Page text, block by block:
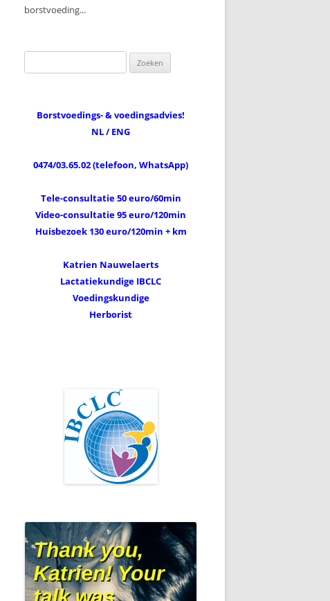
borstvoeding...
naar:
Borstvoedings- & voedingsadvies!
NL / ENG
0474/03.65.02 (telefoon, WhatsApp)
Tele-consultatie 50 euro/60min
Video-consultatie 95 euro/120min
Huisbezoek 130 euro/120min + km
Katrien Nauwelaerts
Lactatiekundige IBCLC
Voedingskundige
Herborist